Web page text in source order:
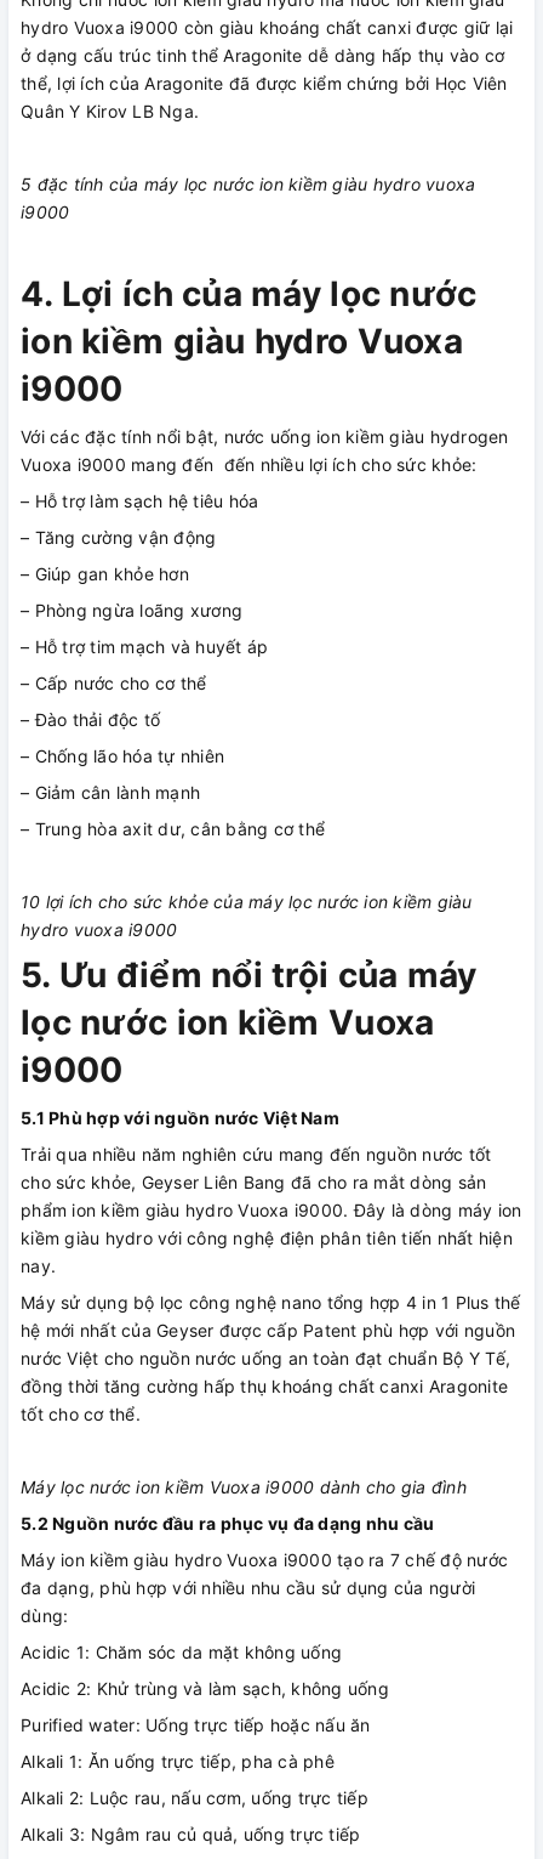
hydro Vuoxa i9000 còn giàu khoáng chất canxi được giữ lại
ở dạng cấu trúc tinh thể Aragonite dễ dàng hấp thụ vào cơ
thể, lợi ích của Aragonite đã được kiểm chứng bởi Học Viên
Quân Y Kirov LB Nga.
5 đặc tính của máy lọc nước ion kiềm giàu hydro vuoxa
i9000
4. Lợi ích của máy lọc nước
ion kiềm giàu hydro Vuoxa
i9000
Với các đặc tính nổi bật, nước uống ion kiềm giàu hydrogen
Vuoxa i9000 mang đến đến nhiều lợi ích cho sức khỏe:
– Hỗ trợ làm sạch hệ tiêu hóa
– Tăng cường vận động
– Giúp gan khỏe hơn
– Phòng ngừa loãng xương
– Hỗ trợ tim mạch và huyết áp
– Cấp nước cho cơ thể
– Đào thải độc tố
– Chống lão hóa tự nhiên
– Giảm cân lành mạnh
– Trung hòa axit dư, cân bằng cơ thể
10 lợi ích cho sức khỏe của máy lọc nước ion kiềm giàu
hydro vuoxa i9000
5. Ưu điểm nổi trội của máy
lọc nước ion kiềm Vuoxa
i9000
5.1 Phù hợp với nguồn nước Việt Nam
Trải qua nhiều năm nghiên cứu mang đến nguồn nước tốt
cho sức khỏe, Geyser Liên Bang đã cho ra mắt dòng sản
phẩm ion kiềm giàu hydro Vuoxa i9000. Đây là dòng máy ion
kiềm giàu hydro với công nghệ điện phân tiên tiến nhất hiện
nay.
Máy sử dụng bộ lọc công nghệ nano tổng hợp 4 in 1 Plus thế
hệ mới nhất của Geyser được cấp Patent phù hợp với nguồn
nước Việt cho nguồn nước uống an toàn đạt chuẩn Bộ Y Tế,
đồng thời tăng cường hấp thụ khoáng chất canxi Aragonite
tốt cho cơ thể.
Máy lọc nước ion kiềm Vuoxa i9000 dành cho gia đình
5.2 Nguồn nước đầu ra phục vụ đa dạng nhu cầu
Máy ion kiềm giàu hydro Vuoxa i9000 tạo ra 7 chế độ nước
đa dạng, phù hợp với nhiều nhu cầu sử dụng của người
dùng:
Acidic 1: Chăm sóc da mặt không uống
Acidic 2: Khử trùng và làm sạch, không uống
Purified water: Uống trực tiếp hoặc nấu ăn
Alkali 1: Ăn uống trực tiếp, pha cà phê
Alkali 2: Luộc rau, nấu cơm, uống trực tiếp
Alkali 3: Ngâm rau củ quả, uống trực tiếp